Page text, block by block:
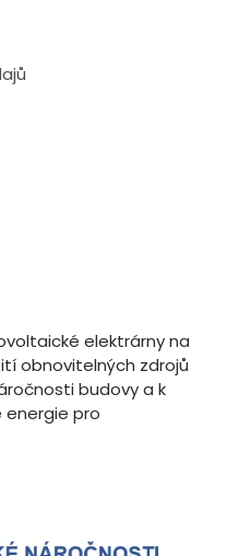
elektrárny na
obnovitelných zdrojů
budovy a k
pro